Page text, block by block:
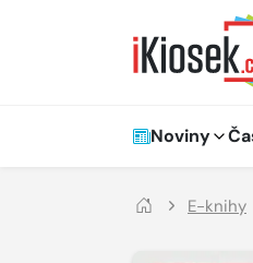
Hlavní navigace
Noviny
E-knihy